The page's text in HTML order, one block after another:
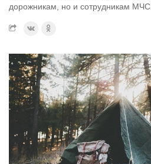
дорожникам, но и сотрудникам МЧС.